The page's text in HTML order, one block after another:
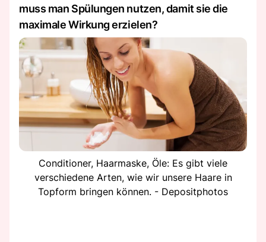
muss man Spülungen nutzen, damit sie die
maximale Wirkung erzielen?
Conditioner, Haarmaske, Öle: Es gibt viele
verschiedene Arten, wie wir unsere Haare in
Topform bringen können. - Depositphotos